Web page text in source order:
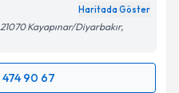
Haritada Göster
Kayapınar/Diyarbakır,
90 67